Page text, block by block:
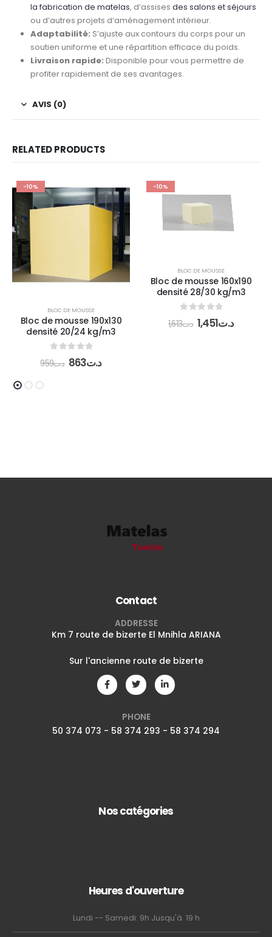
la fabrication de matelas, d’assises des salons et séjours
ou d’autres projets d’aménagement intérieur.
Adaptabilité: S’ajuste aux contours du corps pour un
soutien uniforme et une répartition efficace du poids.
Livraison rapide: Disponible pour vous permettre de
profiter rapidement de ses avantages.
AVIS (0)
RELATED PRODUCTS
-10%
BLOC DE MOUSSE
Bloc de mousse 190x130
densité 20/24 kg/m3
out of 5
د.ت959 د.ت863
-10%
BLOC DE MOUSSE
Bloc de mousse 160x190
densité 28/30 kg/m3
out of 5
د.ت1,613 د.ت1,451
Contact
ADDRESSE
Km 7 route de bizerte El Mnihla ARIANA
Sur l'ancienne route de bizerte
PHONE
50 374 073 - 58 374 293 - 58 374 294
Nos catégories
Heures d'ouverture
Lundi -- Samedi: 9h Jusqu'à 19 h